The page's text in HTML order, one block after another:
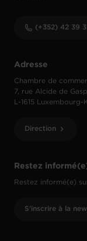
Restez
Restez informé(e)
S'inscrire à la
Adresse
Chambre de
7, rue Alcide de
L-1615 Luxembourg-
Direction
(+352) 42 39